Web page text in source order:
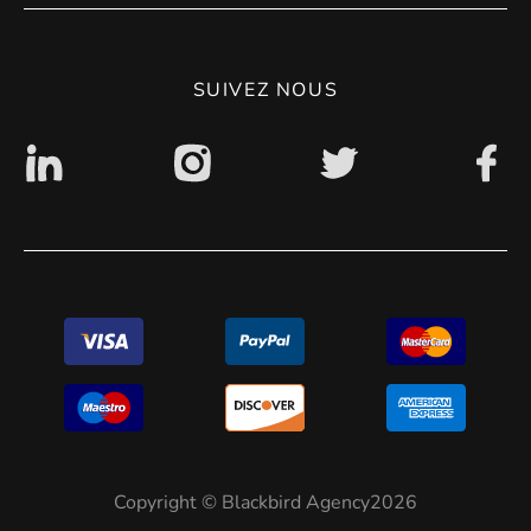
CGV
SUIVEZ NOUS
Copyright © Blackbird Agency2026